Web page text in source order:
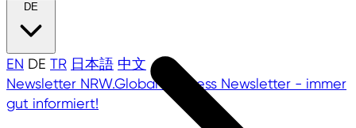
DE
EN DE TR 日本語 中文
Newsletter NRW.Global Business Newsletter - immer
gut informiert!